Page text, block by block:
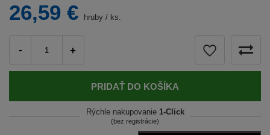
26,59 € hruby / ks.
- +
PRIDAŤ DO KOŠÍKA
Rýchle nakupovanie 1-Click
(bez registrácie)